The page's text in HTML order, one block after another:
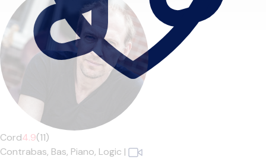
Cord4.9(11)
Contrabas, Bas, Piano, Logic |